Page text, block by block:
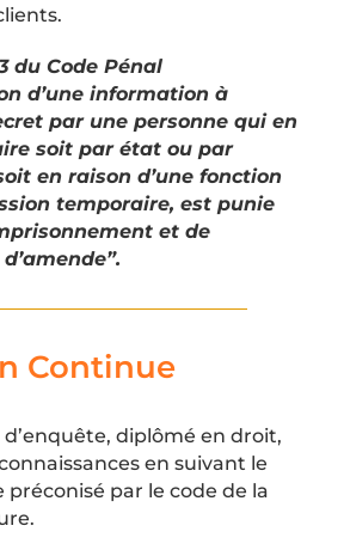
du Code Pénal
d’une information à
par une personne qui en
soit par état ou par
en raison d’une fonction
temporaire, est punie
et de
Continue
diplômé en droit,
en suivant le
préconisé par le code de la